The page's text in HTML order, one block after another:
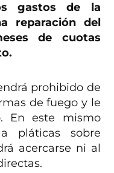
gastos de la
reparación del
de cuotas
prohibido de
de fuego y le
En este mismo
pláticas sobre
acercarse ni al